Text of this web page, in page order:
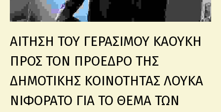
ΑΙΤΗΣΗ ΤΟΥ ΓΕΡΑΣΙΜΟΥ ΚΑΟΥΚΗ
ΠΡΟΣ ΤΟΝ ΠΡΟΕΔΡΟ ΤΗΣ
ΔΗΜΟΤΙΚΗΣ ΚΟΙΝΟΤΗΤΑΣ ΛΟΥΚΑ
ΝΙΦΟΡΑΤΟ ΓΙΑ ΤΟ ΘΕΜΑ ΤΩΝ